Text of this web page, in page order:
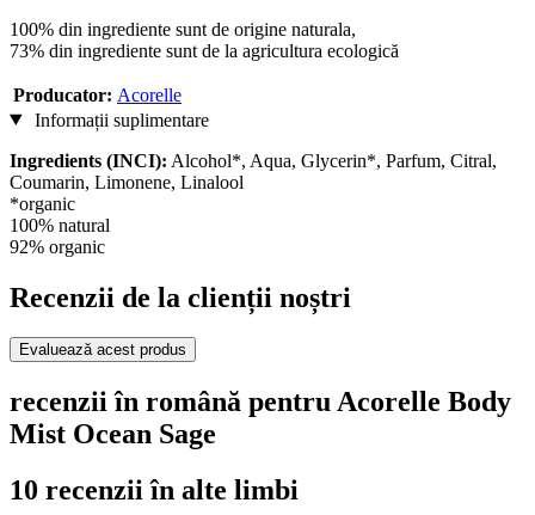
100% din ingrediente sunt de origine naturala,
73% din ingrediente sunt de la agricultura ecologică
Producator: Acorelle
Informații suplimentare
Ingredients (INCI): Alcohol*, Aqua, Glycerin*, Parfum, Citral,
Coumarin, Limonene, Linalool
*organic
100% natural
92% organic
Recenzii de la clienții noștri
Evaluează acest produs
recenzii în română pentru Acorelle Body
Mist Ocean Sage
10 recenzii în alte limbi